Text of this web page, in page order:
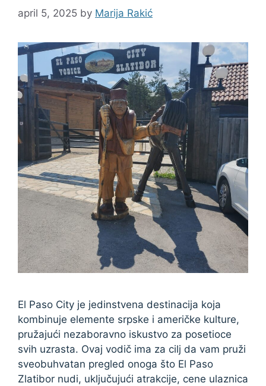
april 5, 2025 by Marija Rakić
El Paso City je jedinstvena destinacija koja
kombinuje elemente srpske i američke kulture,
pružajući nezaboravno iskustvo za posetioce
svih uzrasta. Ovaj vodič ima za cilj da vam pruži
sveobuhvatan pregled onoga što El Paso
Zlatibor nudi, uključujući atrakcije, cene ulaznica